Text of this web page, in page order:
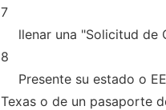
7
llenar una "Solicitud de
8
Presente su estado o
Texas o de un pasaporte